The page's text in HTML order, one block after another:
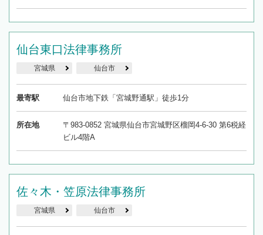
仙台東口法律事務所
宮城県 仙台市
最寄駅 仙台市地下鉄「宮城野通駅」徒歩1分
所在地
〒983-0852 宮城県仙台市宮城野区榴岡4-6-30 第6税経
ビル4階A
佐々木・笠原法律事務所
宮城県 仙台市